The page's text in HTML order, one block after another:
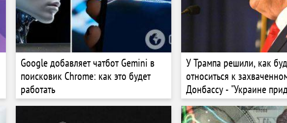
Google добавляет чатбот Gemini в
поисковик Chrome: как это будет
работать
У Трампа решили, как
относиться к
Донбассу - "Украине
смириться"